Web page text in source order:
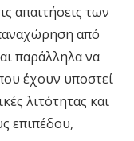
απαιτήσεις των
από
παράλληλα να
έχουν υποστεί
λιτότητας και
επιπέδου,